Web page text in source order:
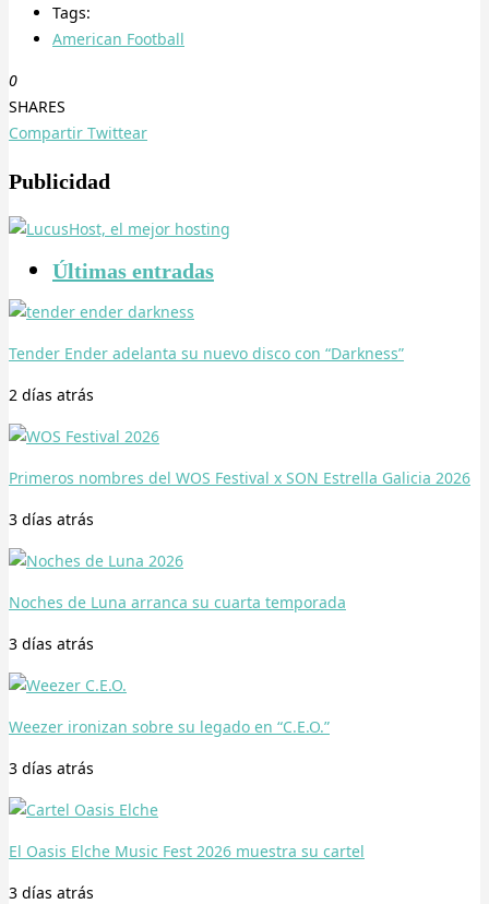
Tags:
American Football
0
SHARES
Compartir Twittear
Publicidad
Últimas entradas
Tender Ender adelanta su nuevo disco con “Darkness”
2 días atrás
Primeros nombres del WOS Festival x SON Estrella Galicia 2026
3 días atrás
Noches de Luna arranca su cuarta temporada
3 días atrás
Weezer ironizan sobre su legado en “C.E.O.”
3 días atrás
El Oasis Elche Music Fest 2026 muestra su cartel
3 días atrás